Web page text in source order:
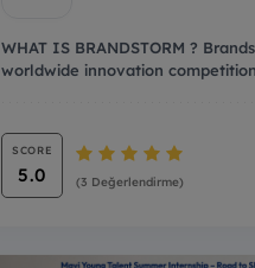
WHAT IS BRANDSTORM ? Brandstorm is a
worldwide innovation
SCORE
5.0 (3 Değerlendirme)